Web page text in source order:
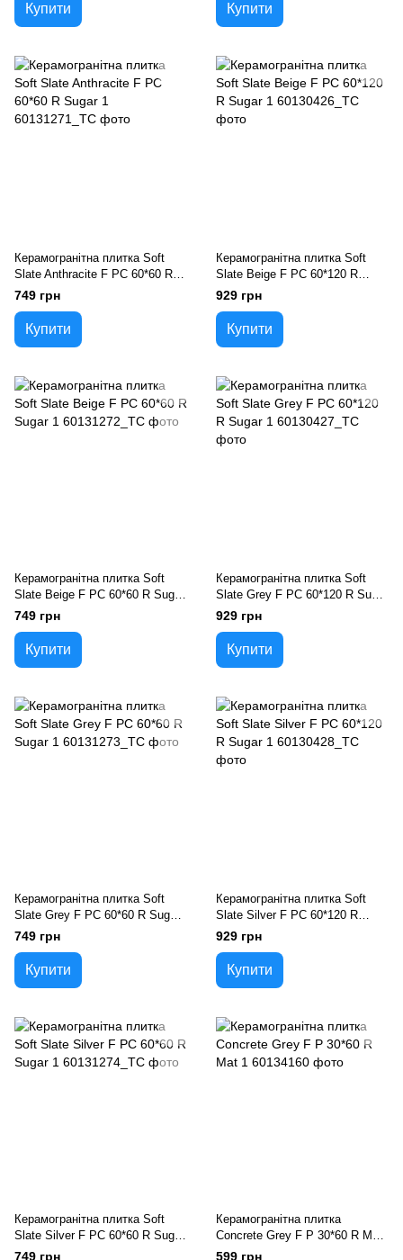
Купити Купити
Керамогранітна плитка Soft
Slate Anthracite F PC 60*60 R
Sugar 1
749 грн
Купити
Керамогранітна плитка Soft
Slate Beige F PC 60*120 R
Sugar 1
929 грн
Купити
Керамогранітна плитка Soft
Slate Beige F PC 60*60 R Sugar
1
749 грн
Купити
Керамогранітна плитка Soft
Slate Grey F PC 60*120 R Sugar
1
929 грн
Купити
Керамогранітна плитка Soft
Slate Grey F PC 60*60 R Sugar
1
749 грн
Купити
Керамогранітна плитка Soft
Slate Silver F PC 60*120 R
Sugar 1
929 грн
Купити
Керамогранітна плитка Soft
Slate Silver F PC 60*60 R Sugar
1
749 грн
Керамогранітна плитка
Concrete Grey F P 30*60 R Mat
1
599 грн